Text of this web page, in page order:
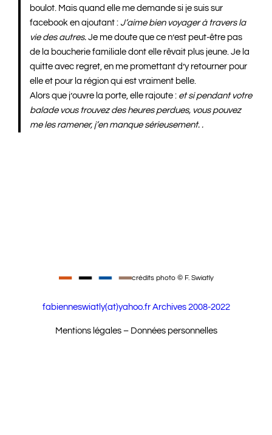
boulot. Mais quand elle me demande si je suis sur
facebook en ajoutant : J’aime bien voyager à travers la
vie des autres. Je me doute que ce n’est peut-être pas
de la boucherie familiale dont elle rêvait plus jeune. Je la
quitte avec regret, en me promettant d’y retourner pour
elle et pour la région qui est vraiment belle.
Alors que j’ouvre la porte, elle rajoute : et si pendant votre
balade vous trouvez des heures perdues, vous pouvez
me les ramener, j’en manque sérieusement. .
crédits photo © F. Swiatly
fabienneswiatly(at)yahoo.fr Archives 2008-2022
Mentions légales – Données personnelles